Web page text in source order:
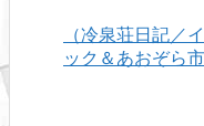
（冷泉荘日記／
ック＆あおぞら